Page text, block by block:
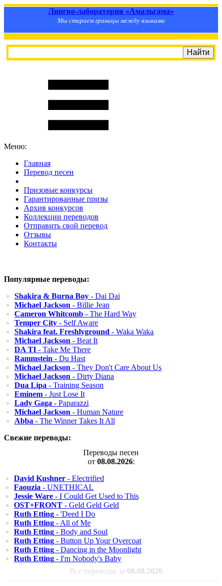
Лингво-лаборатория «Амальгама»
Мы стираем границы между языками
Меню:
Главная
Перевод песен
Призовые конкурсы
Гарантированные призы
Архив конкурсов
Коллекции переводов
Отправить свой перевод
Отзывы
Контакты
Популярные переводы:
Shakira & Burna Boy - Dai Dai
Michael Jackson - Billie Jean
Cameron Whitcomb - The Hard Way
Temper City - Self Aware
Shakira feat. Freshlyground - Waka Waka
Michael Jackson - Beat It
DA TI - Take Me There
Rammstein - Du Hast
Michael Jackson - They Don't Care About Us
Michael Jackson - Dirty Diana
Dua Lipa - Training Season
Eminem - Just Lose It
Lady Gaga - Paparazzi
Michael Jackson - Human Nature
Abba - The Winner Takes It All
Свежие переводы:
Переводы песен
от 08.08.2026:
David Kushner - Electrified
Faouzia - UNETHICAL
Jessie Ware - I Could Get Used to This
OST+FRONT - Geld Geld Geld
Ruth Etting - 'Deed I Do
Ruth Etting - All of Me
Ruth Etting - Body and Soul
Ruth Etting - Button Up Your Overcoat
Ruth Etting - Dancing in the Moonlight
Ruth Etting - I'm Nobody's Baby
Все переводы за 08.08.2026